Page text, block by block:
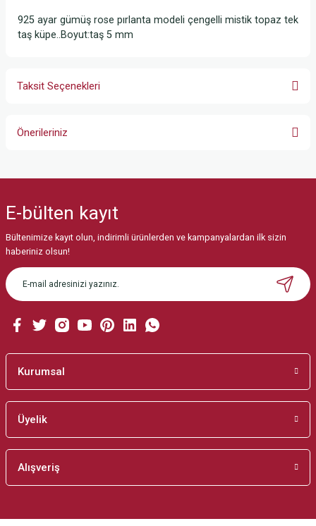
925 ayar gümüş rose pırlanta modeli çengelli mistik topaz tek
taş küpe..Boyut:taş 5 mm
Taksit Seçenekleri
Önerileriniz
Görüş ve önerileriniz için teşekkür ederiz.
Ürün resmi kalitesiz, bozuk veya görüntülenemiyor.
Ürün açıklamasında eksik bilgiler bulunuyor.
Ürün bilgilerinde hatalar bulunuyor.
Bu ürüne benzer farklı alternatifler olmalı.
E-bülten kayıt
Bültenimize kayıt olun, indirimli ürünlerden ve kampanyalardan ilk sizin
haberiniz olsun!
Kurumsal
Üyelik
Alışveriş